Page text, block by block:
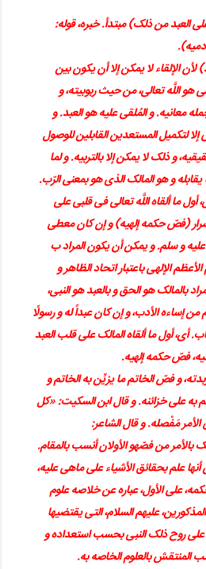
العبد من ذلک) مبتدأ. خبره، قوله:
الإلقاء لا یمکن إلا أن یکون بین
هو اللَّه تعالى، من حیث ربوبیته، و
معانیه. و المُلقى علیه هو العبد. و
لتکمیل المستعدین القابلین للوصول
و ذلک لا یمکن إلا بالتربیه. و لما
یقابله و هو المالک الذی هو بمعنى الرّب.
ما ألقاه اللَّه تعالى فی قلبى على
(فصّ حکمه إلهیه) و إن کان معطى
و سلم. و یمکن أن یکون المراد ب
الإلهی باعتبار اتحاد الظاهر و
بالمالک هو الحق و بالعبد هو النبی،
من إساءه الأدب، و إن کان عبداً له و رسولًا
أی، أول ما ألقاه المالک على قلب العبد
فصّ حکمه إلهیه.
و فصّ الخاتم ما یزیِّن به الخاتم و
به على خزائنه. و قال ابن السکیت: «کل
مَفْصله. و قال الشاعر:
بالأمر من فصّه‏و الأولان أنسب بالمقام.
علم بحقائق الأشیاء على ماهى علیه،
على الأول، عباره عن خلاصه علوم
علیهم السلام، التی یقتضیها
على روح ذلک النبی بحسب استعداده و
المنتقش بالعلوم الخاصه به.